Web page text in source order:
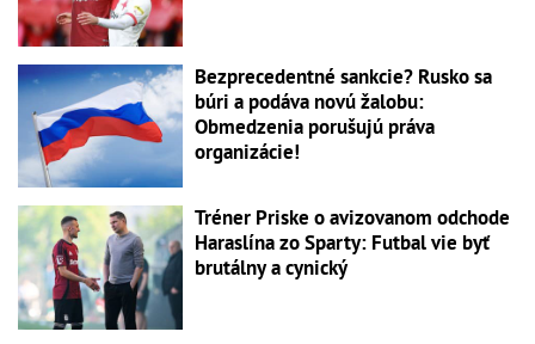
Bezprecedentné sankcie? Rusko sa
búri a podáva novú žalobu:
Obmedzenia porušujú práva
organizácie!
Tréner Priske o avizovanom odchode
Haraslína zo Sparty: Futbal vie byť
brutálny a cynický